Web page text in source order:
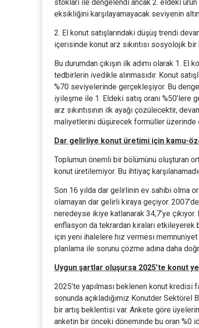
stokları ile dengelendi ancak 2. eldeki
eksikliğini karşılayamayacak seviyenin
2. El konut satışlarındaki düşüş trendi
içerisinde konut arz sıkıntısı sosyolojik
Bu durumdan çıkışın ilk adımı olarak 1.
tedbirlerin ivedikle alınmasıdır. Konut
%70 seviyelerinde gerçekleşiyor. Bu
iyileşme ile 1. Eldeki satış oranı
arz sıkıntısının ilk ayağı çözülecektir,
maliyetlerini düşürecek formüller üzerinde
Dar gelirliye konut üretimi için kamu-
Toplumun önemli bir bölümünü oluşturan
konut üretilemiyor. Bu ihtiyaç
Son 16 yılda dar gelirlinin ev sahibi olma
olamayan dar gelirli kiraya geçiyor.
neredeyse ikiye katlanarak 34,7’ye
enflasyon da tekrardan kiraları etkileyerek
için yeni ihalelere hız vermesi
planlama ile sorunu çözme adına daha
Uygun şartlar oluşursa 2025’te konut
2025’te yapılması beklenen konut kredisi
sonunda açıkladığımız Konutder
bir artış beklentisi var. Ankete göre
anketin bir önceki döneminde bu oran %0